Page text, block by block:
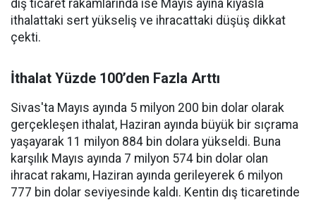
dış ticaret rakamlarında ise Mayıs ayına kıyasla
ithalattaki sert yükseliş ve ihracattaki düşüş dikkat
çekti.
İthalat Yüzde 100’den Fazla Arttı
Sivas'ta Mayıs ayında 5 milyon 200 bin dolar olarak
gerçekleşen ithalat, Haziran ayında büyük bir sıçrama
yaşayarak 11 milyon 884 bin dolara yükseldi. Buna
karşılık Mayıs ayında 7 milyon 574 bin dolar olan
ihracat rakamı, Haziran ayında gerileyerek 6 milyon
777 bin dolar seviyesinde kaldı. Kentin dış ticaretinde